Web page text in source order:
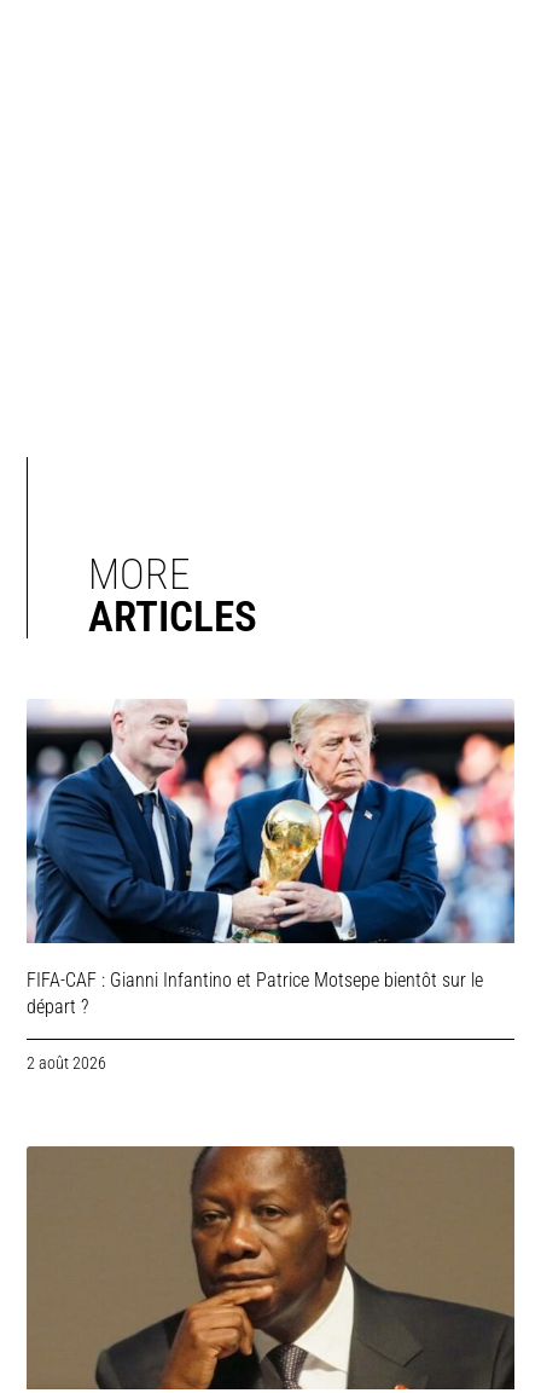
MORE
ARTICLES
FIFA-CAF : Gianni Infantino et Patrice Motsepe bientôt sur le
départ ?
2 août 2026